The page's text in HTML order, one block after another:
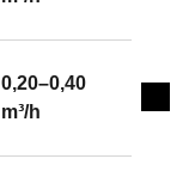
0,20–0,40
m³/h